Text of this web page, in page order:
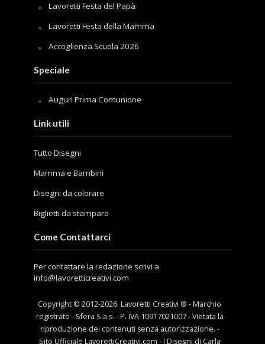
Lavoretti Festa del Papà
Lavoretti Festa della Mamma
Accoglienza Scuola 2026
Speciale
Auguri Prima Comunione
Link utili
Tutto Disegni
Mamma e Bambini
Disegni da colorare
Biglietti da stampare
Come Contattarci
Per contattare la redazione scrivi a
info@lavoretticreativi.com
Copyright © 2012-2026. Lavoretti Creativi ® - Marchio
registrato - Sfera S.a.s. - P. IVA 10917021007 - Vietata la
riproduzione dei contenuti senza autorizzazione. -
Sito Ufficiale LavorettiCreativi.com - I Disegni di Carla